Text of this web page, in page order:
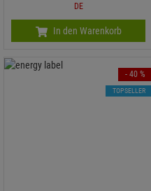
DE
In den Warenkorb
- 40 %
TOPSELLER